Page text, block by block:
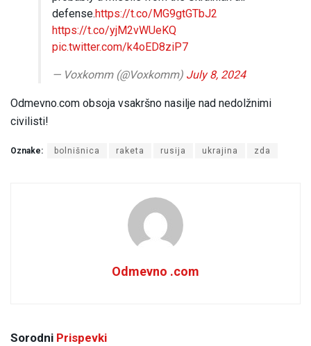
defense.https://t.co/MG9gtGTbJ2
https://t.co/yjM2vWUeKQ
pic.twitter.com/k4oED8ziP7
— Voxkomm (@Voxkomm) July 8, 2024
Odmevno.com obsoja vsakršno nasilje nad nedolžnimi
civilisti!
Oznake: bolnišnica raketa rusija ukrajina zda
Odmevno .com
Sorodni Prispevki